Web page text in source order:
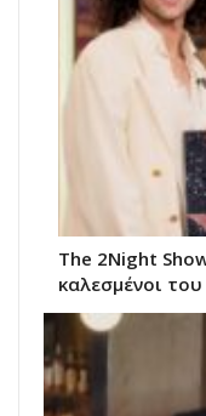
The 2Night
καλεσμένοι